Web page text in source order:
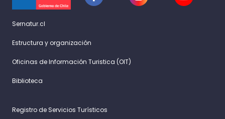
Sernatur.cl
Estructura y organización
Oficinas de Información Turistica (OIT)
Biblioteca
Registro de Servicios Turísticos